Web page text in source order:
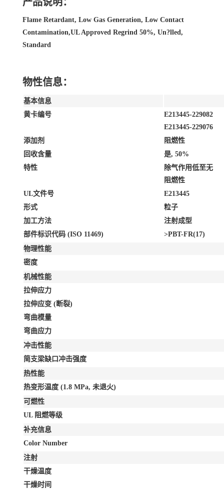
Flame Retardant, Low Gas Generation, Low Contact
Contamination,UL Approved Regrind 50%, Un?lled,
Standard
物性信息：
基本信息
黄卡编号
E213445-229082
E213445-229076
添加剂
阻燃性
回收含量
是, 50%
特性
除气作用低至无
阻燃性
UL文件号
E213445
形式
粒子
加工方法
注射成型
部件标识代码 (ISO 11469)
>PBT-FR(17)
物理性能
密度
机械性能
拉伸应力
拉伸应变 (断裂)
弯曲模量
弯曲应力
冲击性能
简支梁缺口冲击强度
热性能
热变形温度 (1.8 MPa, 未退火)
可燃性
UL 阻燃等级
补充信息
Color Number
注射
干燥温度
干燥时间